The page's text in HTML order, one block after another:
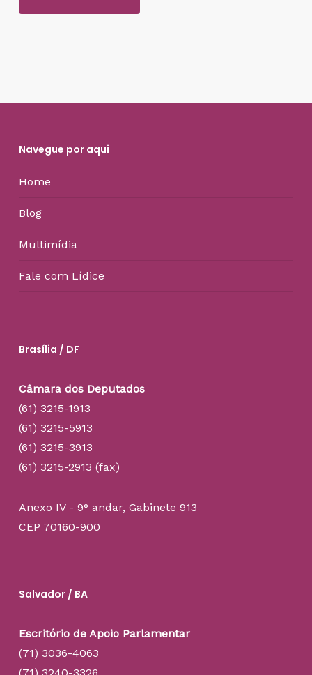
Navegue por aqui
Home
Blog
Multimídia
Fale com Lídice
Brasília / DF
Câmara dos Deputados
(61) 3215-1913
(61) 3215-5913
(61) 3215-3913
(61) 3215-2913 (fax)
Anexo IV - 9° andar, Gabinete 913
CEP 70160-900
Salvador / BA
Escritório de Apoio Parlamentar
(71) 3036-4063